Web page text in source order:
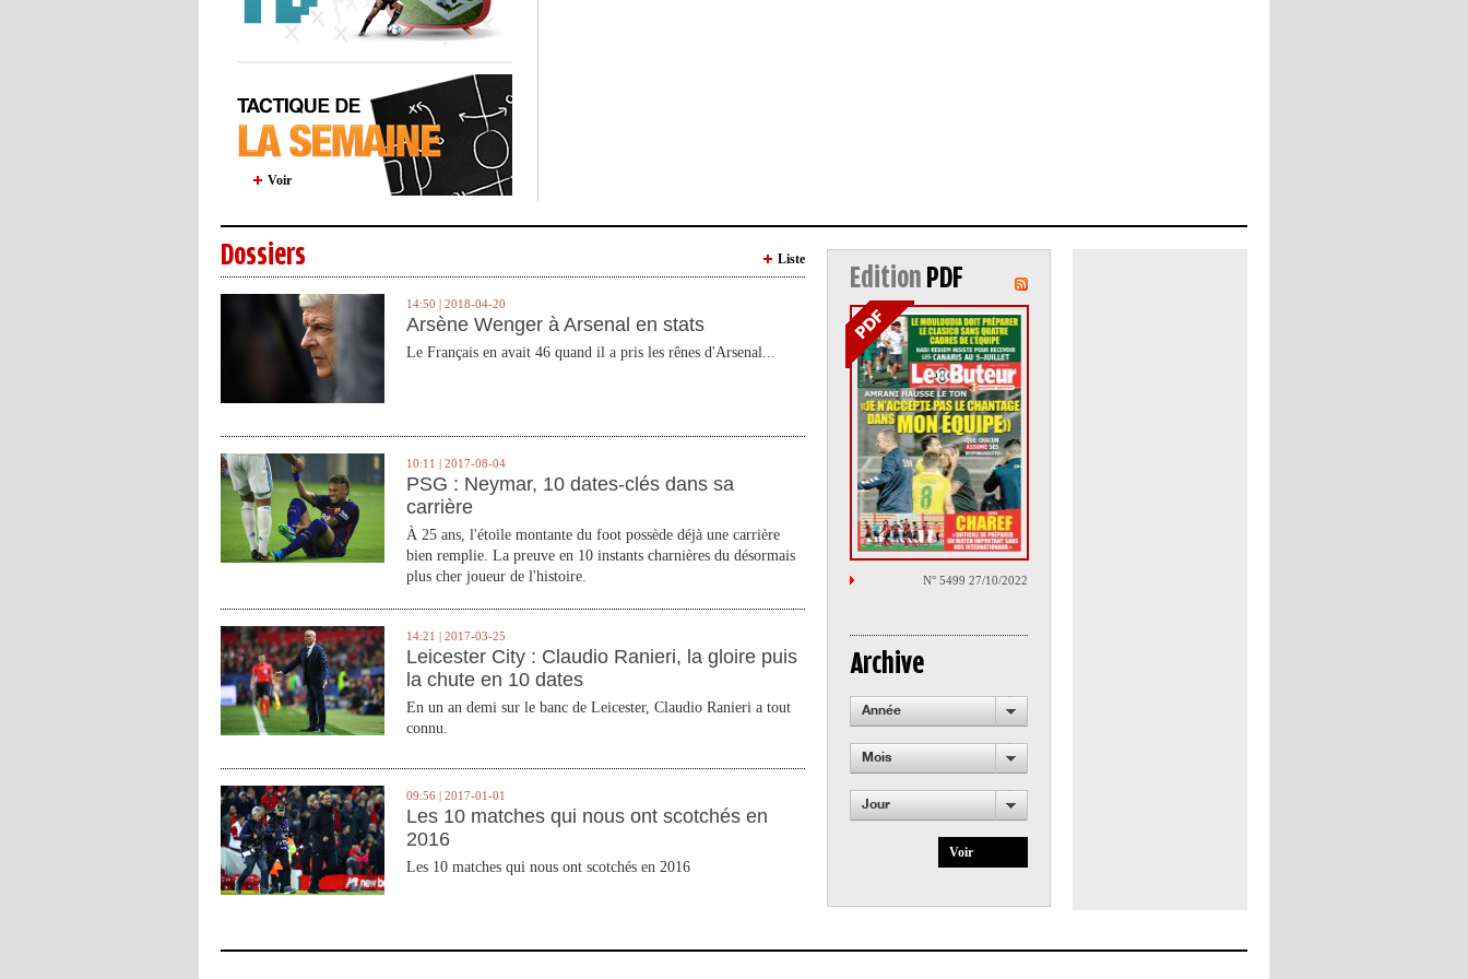
Voir
Dossiers Liste
14:50 | 2018-04-20
Arsène Wenger à Arsenal en stats
Le Français en avait 46 quand il a pris les rênes d'Arsenal...
10:11 | 2017-08-04
PSG : Neymar, 10 dates-clés dans sa
carrière
À 25 ans, l'étoile montante du foot possède déjà une carrière
bien remplie. La preuve en 10 instants charnières du désormais
plus cher joueur de l'histoire.
14:21 | 2017-03-25
Leicester City : Claudio Ranieri, la gloire puis
la chute en 10 dates
En un an demi sur le banc de Leicester, Claudio Ranieri a tout
connu.
09:56 | 2017-01-01
Les 10 matches qui nous ont scotchés en
2016
Les 10 matches qui nous ont scotchés en 2016
Edition PDF
N° 5499 27/10/2022
Archive
Année
Mois
Jour
Voir